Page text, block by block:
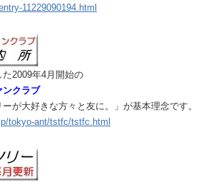
11229090194.html
2009年4月開始の
ンクラブ
が大好きな方々と友に。」が基本理念です。
tokyo-ant/tstfc/tstfc.html